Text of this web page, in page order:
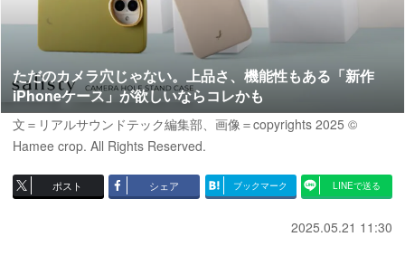
ただのカメラ穴じゃない。上品さ、機能性もある「新作
iPhoneケース」が欲しいならコレかも
文＝リアルサウンドテック編集部、画像＝copyrights 2025 ©︎
Hamee crop. All Rights Reserved.
ポスト シェア ブックマーク LINEで送る
2025.05.21 11:30